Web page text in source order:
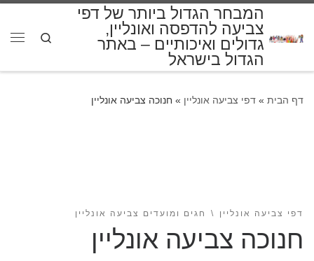
המבחר הגדול ביותר של דפי
צביעה להדפסה ואונליין,
גדולים ואיכותיים – באתר
הגדול בישראל
Search
דף הבית » דפי צביעה אונליין » חנוכה צביעה אונליין
דפי צביעה אונליין חגים ומועדים צביעה אונליין
חנוכה צביעה אונליין